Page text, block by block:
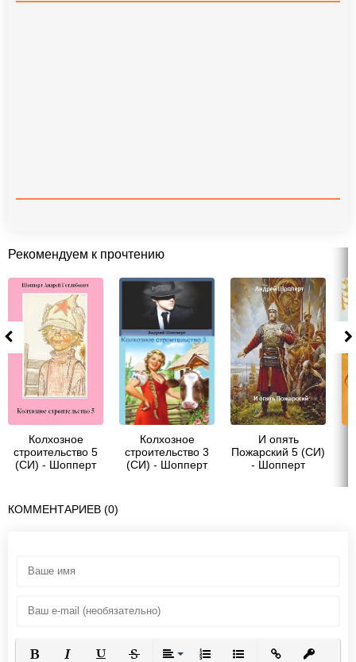
Рекомендуем к прочтению
Колхозное
строительство 5
(СИ) - Шопперт
Колхозное
строительство 3
(СИ) - Шопперт
И опять
Пожарский 5 (СИ)
- Шопперт
КОММЕНТАРИЕВ (0)